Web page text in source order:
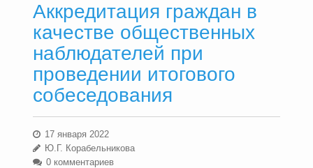
Аккредитация граждан в
качестве общественных
наблюдателей при
проведении итогового
собеседования
17 января 2022
Ю.Г. Корабельникова
0 комментариев